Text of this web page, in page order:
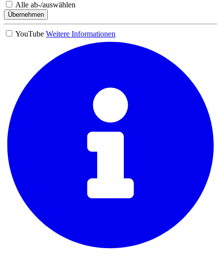
Alle ab-/auswählen
Übernehmen
YouTube Weitere Informationen